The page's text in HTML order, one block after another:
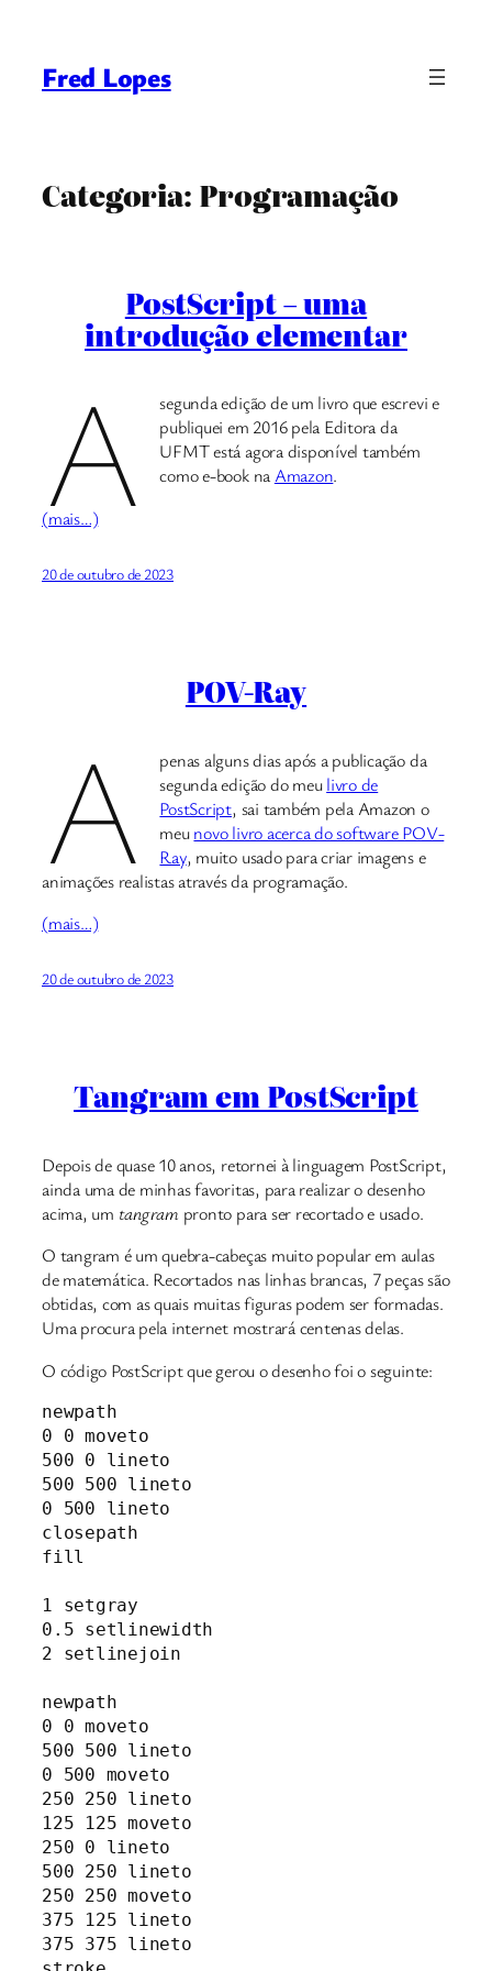
Fred Lopes
Categoria: Programação
PostScript – uma
introdução elementar
A
segunda edição de um livro que escrevi e
publiquei em 2016 pela Editora da
UFMT está agora disponível também
como e-book na Amazon.
(mais…)
20 de outubro de 2023
POV-Ray
A
penas alguns dias após a publicação da
segunda edição do meulivro de
PostScript, sai também pela Amazon o
meunovo livro acerca do software POV-
Ray, muito usado para criar imagens e
animações realistas através da programação.
(mais…)
20 de outubro de 2023
Tangram em PostScript
Depois de quase 10 anos, retornei à linguagem PostScript,
ainda uma de minhas favoritas, para realizar o desenho
acima, um tangrampronto para ser recortado e usado.
O tangram é um quebra-cabeças muito popular em aulas
de matemática. Recortados nas linhas brancas, 7 peças são
obtidas, com as quais muitas figuras podem ser formadas.
Uma procura pela internet mostrará centenas delas.
O código PostScript que gerou o desenho foi o seguinte:
newpath
0 0 moveto
500 0 lineto
500 500 lineto
0 500 lineto
closepath
fill
1 setgray
0.5 setlinewidth
2 setlinejoin
newpath
0 0 moveto
500 500 lineto
0 500 moveto
250 250 lineto
125 125 moveto
250 0 lineto
500 250 lineto
250 250 moveto
375 125 lineto
375 375 lineto